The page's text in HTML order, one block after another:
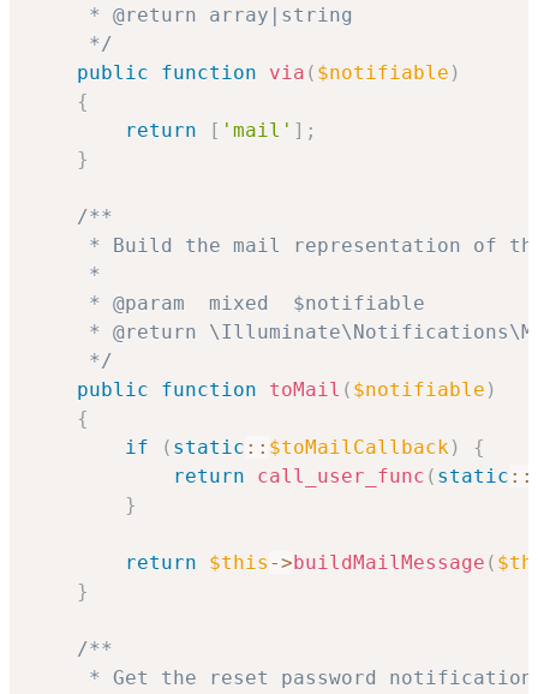
     * @return array|string
     */
public
function via ( $notifiable )
{
return
[ 'mail' ] ;
}
/**
* Build the mail representation of
     *
     * @param  mixed  $notifiable
* @return
     */
public
function toMail ( $notifiable )
{
if
( static :: $toMailCallback)
{
return
call_user_func ( static ::
}
return $this ->buildMailMessage (
}
/**
* Get the reset password